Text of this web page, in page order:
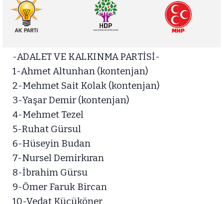
-ADALET VE KALKINMA PARTİSİ-
1-Ahmet Altunhan (kontenjan)
2-Mehmet Sait Kolak (kontenjan)
3-Yaşar Demir (kontenjan)
4-Mehmet Tezel
5-Ruhat Gürsul
6-Hüseyin Budan
7-Nursel Demirkıran
8-İbrahim Gürsu
9-Ömer Faruk Bircan
10-Vedat Küçüköner